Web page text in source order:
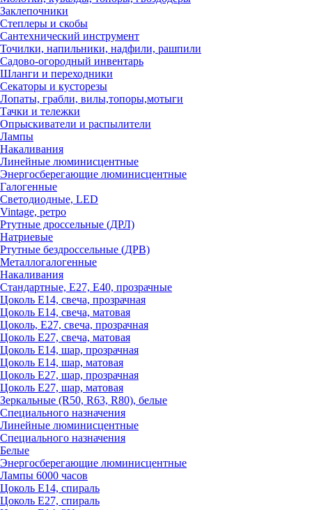
Заклепочники
Степлеры и скобы
Сантехнический инструмент
Точилки, напильники, надфили, рашпили
Садово-огородный инвентарь
Шланги и переходники
Секаторы и кусторезы
Лопаты, грабли, вилы,топоры,мотыги
Тачки и тележки
Опрыскиватели и распылители
Лампы
Накаливания
Линейные люминисцентные
Энергосберегающие люминисцентные
Галогенные
Светодиодные, LED
Vintage, ретро
Ртутные дроссельные (ДРЛ)
Натриевые
Ртутные бездроссельные (ДРВ)
Металлогалогенные
Накаливания
Стандартные, Е27, Е40, прозрачные
Цоколь Е14, свеча, прозрачная
Цоколь Е14, свеча, матовая
Цоколь, Е27, свеча, прозрачная
Цоколь Е27, свеча, матовая
Цоколь Е14, шар, прозрачная
Цоколь Е14, шар, матовая
Цоколь Е27, шар, прозрачная
Цоколь Е27, шар, матовая
Зеркальные (R50, R63, R80), белые
Специального назначения
Линейные люминисцентные
Специального назначения
Белые
Энергосберегающие люминисцентные
Лампы 6000 часов
Цоколь Е14, спираль
Цоколь Е27, спираль